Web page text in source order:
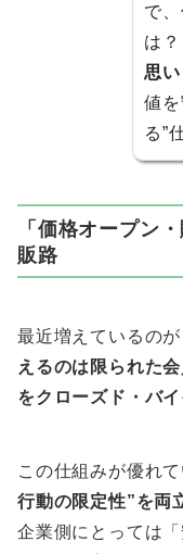
で
は？
思い
値
る”
「価格オープン
販路
最近増えているのが
えるのは限られた
をクローズド・バ
この仕組みが優れて
行動の限定性”を両
企業側にとっては